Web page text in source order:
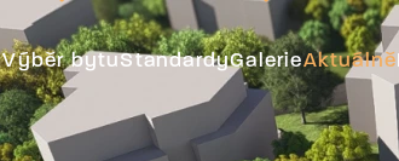
Výběr bytuStandardyGalerieAktuálně